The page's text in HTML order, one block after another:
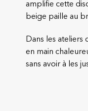
amplifie cette
beige paille au
Dans les ateliers
en main
sans avoir à les